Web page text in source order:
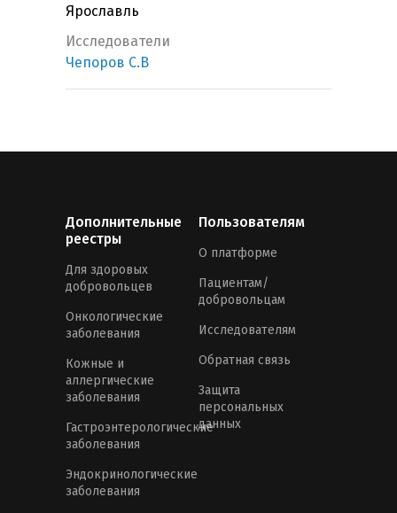
Ярославль
Исследователи
Чепоров С.В
Дополнительные
реестры
Для здоровых
добровольцев
Онкологические
заболевания
Кожные и
аллергические
заболевания
Гастроэнтерологические
заболевания
Эндокринологические
заболевания
Пользователям
О платформе
Пациентам/
добровольцам
Исследователям
Обратная связь
Защита
персональных
данных